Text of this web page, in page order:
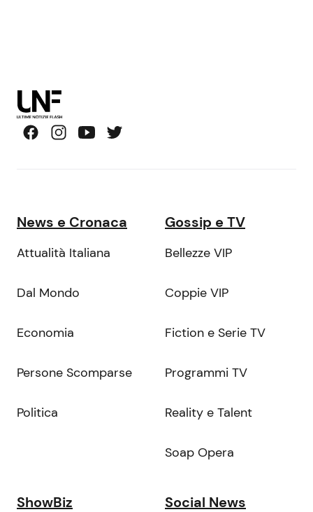
News e Cronaca
Attualità Italiana
Dal Mondo
Economia
Persone Scomparse
Politica
Gossip e TV
Bellezze VIP
Coppie VIP
Fiction e Serie TV
Programmi TV
Reality e Talent
Soap Opera
ShowBiz Social News